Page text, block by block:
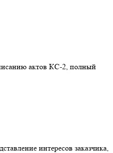
актов КС-2, полный
интересов заказчика,